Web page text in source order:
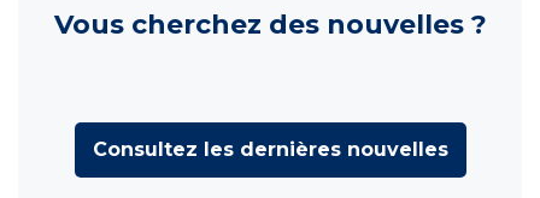
Vous cherchez des nouvelles ?
Consultez les dernières nouvelles